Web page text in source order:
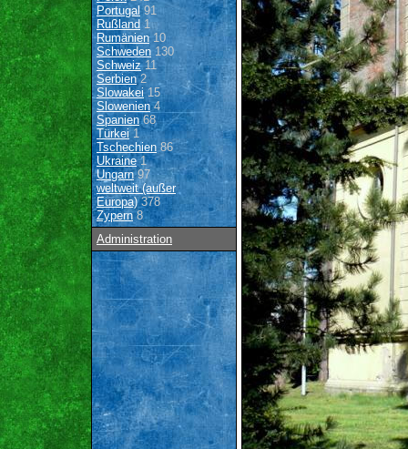
Portugal91
Rußland 1
Rumänien10
Schweden 130
Schweiz11
Serbien2
Slowakei15
Slowenien4
Spanien68
Türkei1
Tschechien 86
Ukraine1
Ungarn97
weltweit (außer
Europa)378
Zypern8
Administration